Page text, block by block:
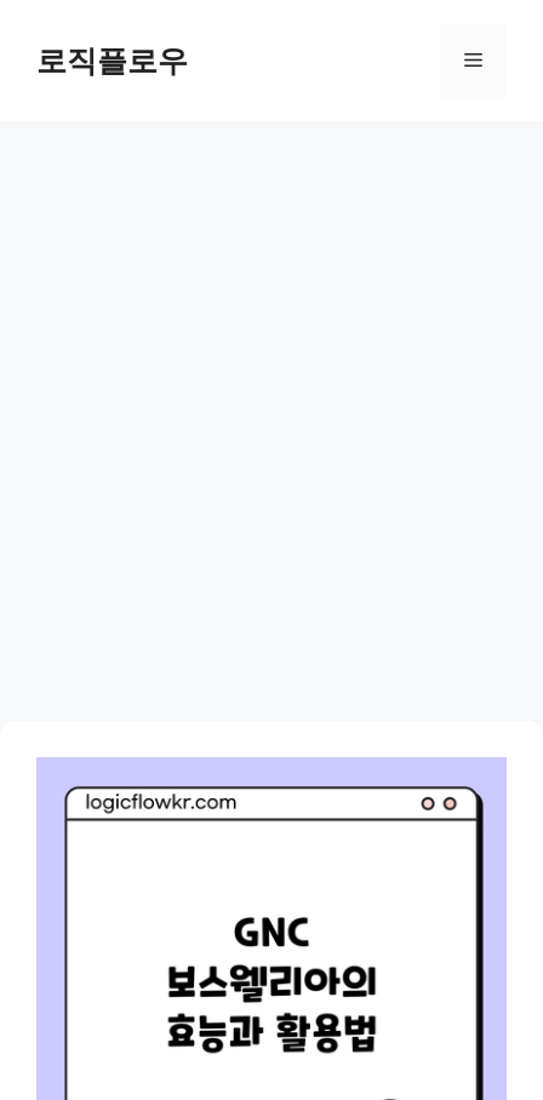
content로직플로우 Menu